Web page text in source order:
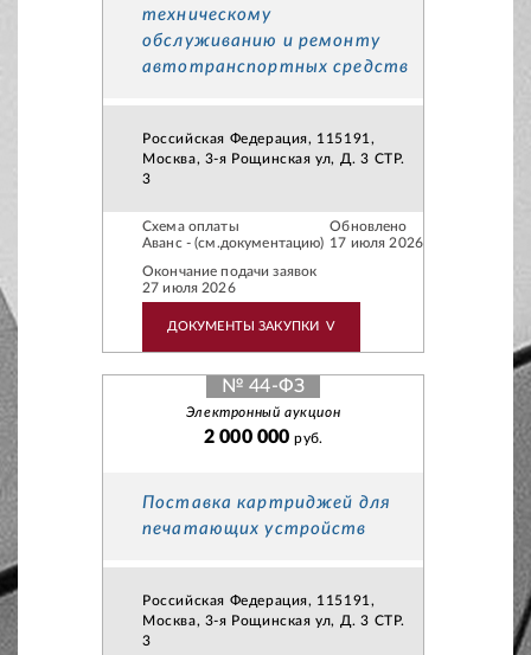
техническому
обслуживанию и ремонту
автотранспортных средств
Российская Федерация, 115191,
Москва, 3-я Рощинская ул, Д. 3 СТР.
3
Схема оплаты
Аванс - (см.документацию)
Обновлено
17 июля 2026
Окончание подачи заявок
27 июля 2026
ДОКУМЕНТЫ ЗАКУПКИ V
№ 44-ФЗ
Электронный аукцион
2 000 000руб.
Поставка картриджей для
печатающих устройств
Российская Федерация, 115191,
Москва, 3-я Рощинская ул, Д. 3 СТР.
3